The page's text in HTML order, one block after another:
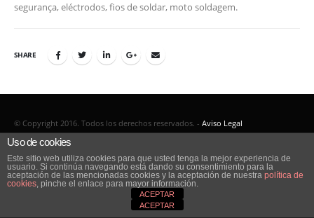
segurança, eléctrodos, fios de soldar, moto soldagem.
SHARE
© Copyright 2016. Todos los derechos reservados. - Aviso Legal
Uso de cookies
Este sitio web utiliza cookies para que usted tenga la mejor experiencia de
usuario. Si continúa navegando está dando su consentimiento para la
aceptación de las mencionadas cookies y la aceptación de nuestra política de
cookies, pinche el enlace para mayor información.
ACEPTAR
ACEPTAR